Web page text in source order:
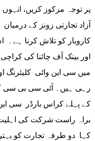
پر توجہ مرکوز کریں، انہوں
آزاد تجارتی زونز کے
کاروبار کو تلاش کرنا
میں سی این وائی کلیئرنگ
رہی ہیں۔ آئی سی بی سی
براہ راست شرکت کی
کہا دو طرفہ تجارت کو